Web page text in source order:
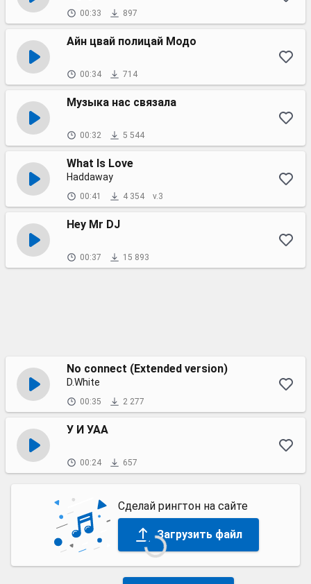
00:33 897
Айн цвай полицай Модо
00:34 714
Музыка нас связала
00:32 5 544
What Is Love
Haddaway
00:41 4 354 v.3
Hey Mr DJ
00:37 15 893
No connect (Extended version)
D.White
00:35 2 277
У И УАА
00:24 657
Сделай рингтон на сайте
Загрузить файл